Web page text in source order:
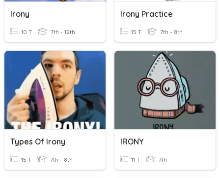
Irony
10 T 7th - 12th
Irony Practice
15 T 7th - 8th
Types Of Irony
15 T 7th - 8th
IRONY
11 T 7th